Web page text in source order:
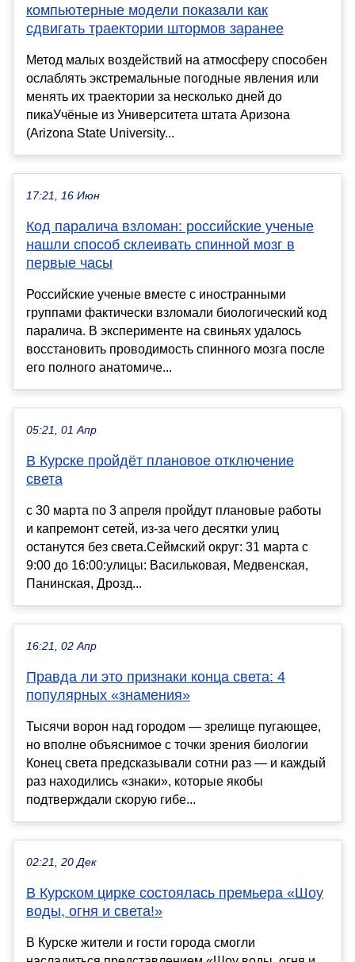
компьютерные модели показали как
сдвигать траектории штормов заранее
Метод малых воздействий на атмосферу способен
ослаблять экстремальные погодные явления или
менять их траектории за несколько дней до
пикаУчёные из Университета штата Аризона
(Arizona State University...
17:21, 16 Июн
Код паралича взломан: российские ученые
нашли способ склеивать спинной мозг в
первые часы
Российские ученые вместе с иностранными
группами фактически взломали биологический код
паралича. В эксперименте на свиньях удалось
восстановить проводимость спинного мозга после
его полного анатомиче...
05:21, 01 Апр
В Курске пройдёт плановое отключение
света
с 30 марта по 3 апреля пройдут плановые работы
и капремонт сетей, из-за чего десятки улиц
останутся без света.Сеймский округ: 31 марта с
9:00 до 16:00:улицы: Васильковая, Медвенская,
Панинская, Дрозд...
16:21, 02 Апр
Правда ли это признаки конца света: 4
популярных «знамения»
Тысячи ворон над городом — зрелище пугающее,
но вполне объяснимое с точки зрения биологии
Конец света предсказывали сотни раз — и каждый
раз находились «знаки», которые якобы
подтверждали скорую гибе...
02:21, 20 Дек
В Курском цирке состоялась премьера «Шоу
воды, огня и света!»
В Курске жители и гости города смогли